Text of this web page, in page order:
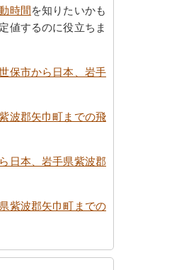
時間を知りたいかも
値するのに役立ちま
保市から日本、岩手
波郡矢巾町までの飛
日本、岩手県紫波郡
紫波郡矢巾町までの